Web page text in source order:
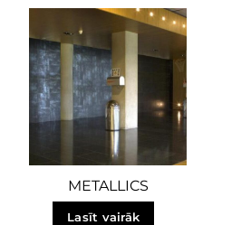
METALLICS
Lasīt vairāk